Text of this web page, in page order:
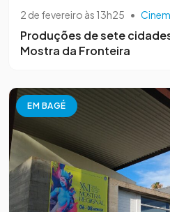
2 de fevereiro às 13h25 •
Produções de sete
Mostra da Fronteira
EM BAGÉ